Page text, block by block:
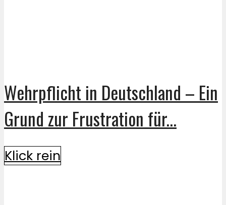
Wehrpflicht in Deutschland – Ein
Grund zur Frustration für...
Klick rein